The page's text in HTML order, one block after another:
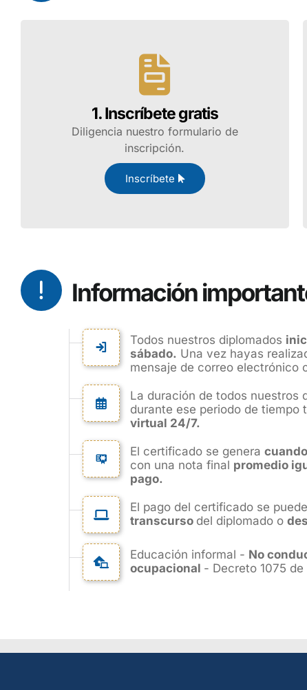
1. Inscríbete gratis
Diligencia nuestro formulario de
inscripción.
Inscríbete
Información
Todos nuestros diplomados
sábado. Una vez hayas
mensaje de correo electrónico
La duración de todos nuestros
durante ese periodo de tiempo
virtual 24/7.
El certificado se genera
con una nota final promedio
pago.
El pago del certificado se
transcurso del diplomado o
Educación informal - No
ocupacional - Decreto 1075